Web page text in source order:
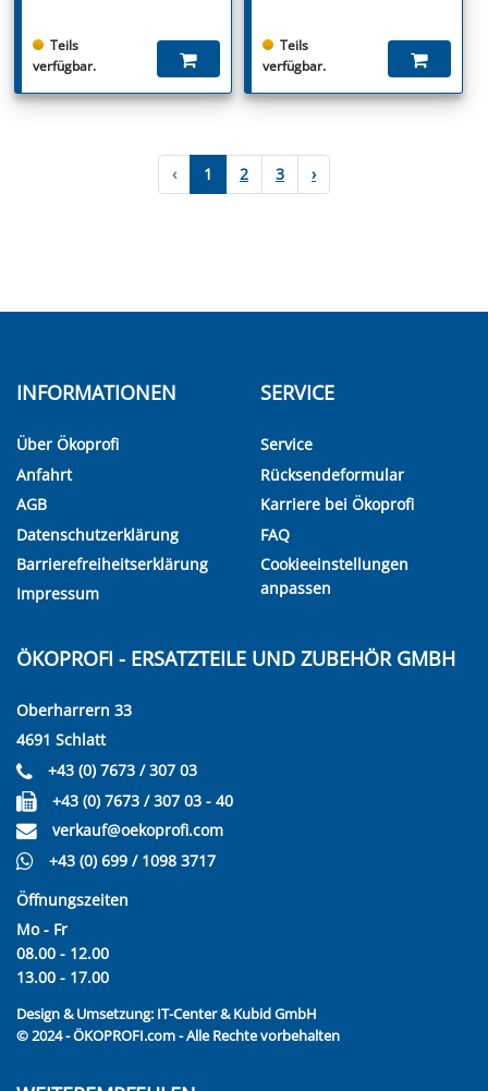
Teils
verfügbar.
Teils
verfügbar.
‹ 1 2 3 ›
INFORMATIONEN
Über Ökoprofi
Anfahrt
AGB
Datenschutzerklärung
Barrierefreiheitserklärung
Impressum
SERVICE
Service
Rücksendeformular
Karriere bei Ökoprofi
FAQ
Cookieeinstellungen
anpassen
ÖKOPROFI - ERSATZTEILE UND ZUBEHÖR GMBH
Oberharrern 33
4691 Schlatt
+43 (0) 7673 / 307 03
+43 (0) 7673 / 307 03 - 40
verkauf@oekoprofi.com
+43 (0) 699 / 1098 3717
Öffnungszeiten
Mo - Fr
08.00 - 12.00
13.00 - 17.00
Design & Umsetzung: IT-Center & Kubid GmbH
© 2024 - ÖKOPROFI.com - Alle Rechte vorbehalten